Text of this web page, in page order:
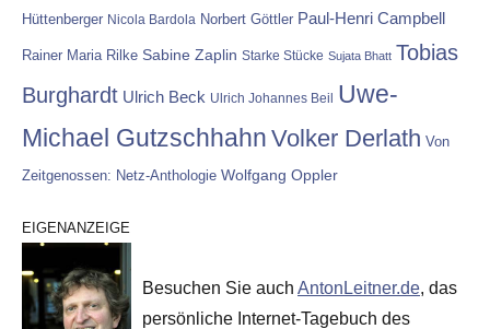
Hüttenberger Nicola Bardola Norbert Göttler Paul-Henri Campbell
Rainer Maria Rilke Sabine Zaplin Starke Stücke Sujata Bhatt Tobias
Burghardt Ulrich Beck Ulrich Johannes Beil Uwe-
Michael Gutzschhahn Volker Derlath Von
Zeitgenossen: Netz-Anthologie Wolfgang Oppler
EIGENANZEIGE
Besuchen Sie auch AntonLeitner.de, das
persönliche Internet-Tagebuch des